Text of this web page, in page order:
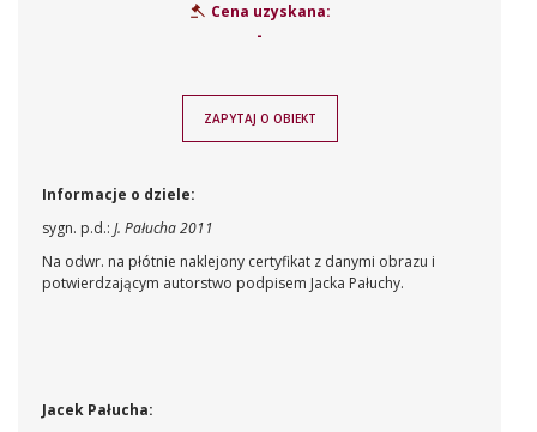
Cena uzyskana:
-
ZAPYTAJ O OBIEKT
Informacje o dziele:
sygn. p.d.: J. Pałucha 2011
Na odwr. na płótnie naklejony certyfikat z danymi obrazu i
potwierdzającym autorstwo podpisem Jacka Pałuchy.
Jacek Pałucha: